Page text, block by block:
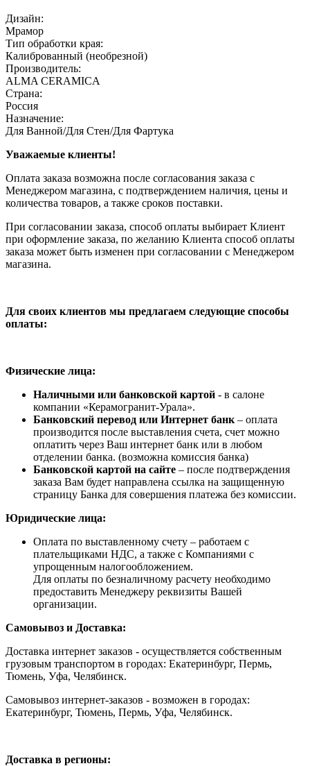
Дизайн:
Мрамор
Тип обработки края:
Калиброванный (необрезной)
Производитель:
ALMA CERAMICA
Страна:
Россия
Назначение:
Для Ванной/Для Стен/Для Фартука
Уважаемые клиенты!
Оплата заказа возможна после согласования заказа с
Менеджером магазина, с подтверждением наличия, цены и
количества товаров, а также сроков поставки.
При согласовании заказа, способ оплаты выбирает Клиент
при оформление заказа, по желанию Клиента способ оплаты
заказа может быть изменен при согласовании с Менеджером
магазина.
Для своих клиентов мы предлагаем следующие способы
оплаты:
Физические лица:
Наличными или банковской картой - в салоне
компании «Керамогранит-Урала».
Банковский перевод или Интернет банк – оплата
производится после выставления счета, счет можно
оплатить через Ваш интернет банк или в любом
отделении банка. (возможна комиссия банка)
Банковской картой на сайте – после подтверждения
заказа Вам будет направлена ссылка на защищенную
страницу Банка для совершения платежа без комиссии.
Юридические лица:
Оплата по выставленному счету – работаем с
плательщиками НДС, а также с Компаниями с
упрощенным налогообложением.
Для оплаты по безналичному расчету необходимо
предоставить Менеджеру реквизиты Вашей
организации.
Самовывоз и Доставка:
Доставка интернет заказов - осуществляется собственным
грузовым транспортом в городах: Екатеринбург, Пермь,
Тюмень, Уфа, Челябинск.
Самовывоз интернет-заказов - возможен в городах:
Екатеринбург, Тюмень, Пермь, Уфа, Челябинск.
Доставка в регионы: